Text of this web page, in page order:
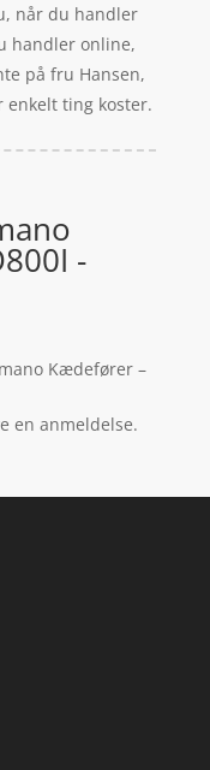
når du handler
handler online,
på fru Hansen,
enkelt ting koster.
-
Kædefører –
en anmeldelse.